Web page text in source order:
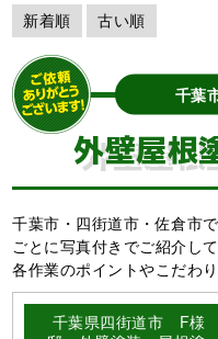
新着順 古い順
千葉
外壁屋根
千葉市・四街道市・佐倉市
ごとに写真付きでご紹介して
各作業のポイントやこだわ
千葉県四街道市 F様